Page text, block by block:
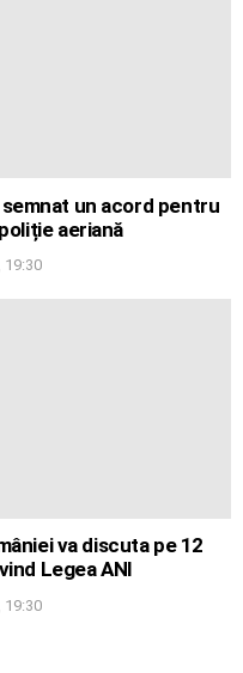
semnat un acord pentru
aeriană
19:30
va discuta pe 12
Legea ANI
19:30